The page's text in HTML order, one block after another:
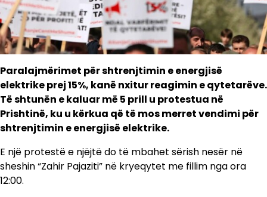
Paralajmërimet për shtrenjtimin e energjisë
elektrike prej 15%, kanë nxitur reagimin e qytetarëve.
Të shtunën e kaluar më 5 prill u protestua në
Prishtinë, ku u kërkua që të mos merret vendimi për
shtrenjtimin e energjisë elektrike.
E një protestë e njëjtë do të mbahet sërish nesër në
sheshin “Zahir Pajaziti” në kryeqytet me fillim nga ora
12:00.